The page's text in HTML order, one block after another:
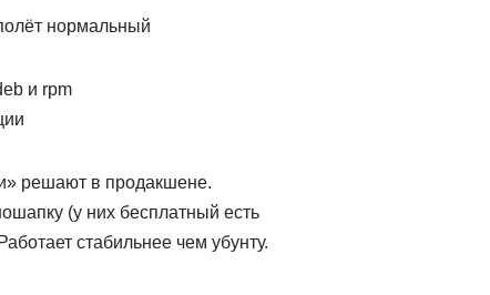
нормальный
и rpm
решают в продакшене.
(у них бесплатный есть
стабильнее чем убунту.